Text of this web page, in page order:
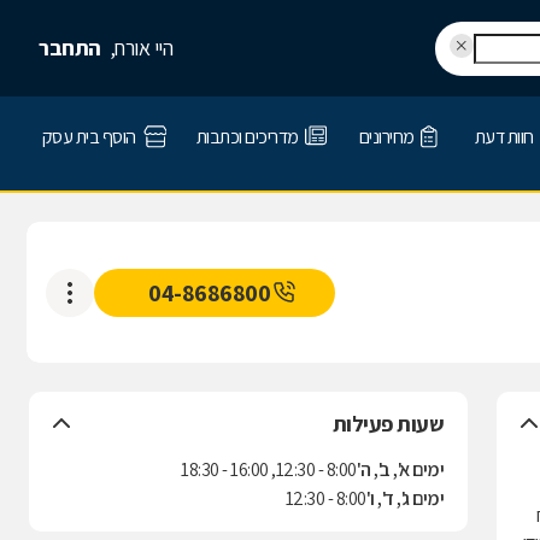
היי אורח, התחבר
חוות דעת מחירונים מדריכים וכתבות הוסף בית עסק
04-8686800
שעות פעילות
ימים א', ב', ה'8:00 - 12:30, 16:00 - 18:30
ימים ג', ד', ו'8:00 - 12:30